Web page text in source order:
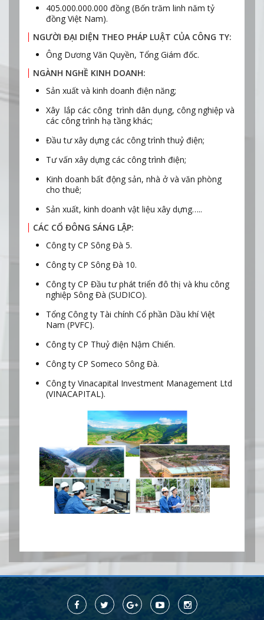
405.000.000.000 đồng (Bốn trăm linh năm tỷ
đồng Việt Nam).
NGƯỜI ĐẠI DIỆN THEO PHÁP LUẬT CỦA CÔNG TY:
Ông Dương Văn Quyền, Tổng Giám đốc.
NGÀNH NGHỀ KINH DOANH:
Sản xuất và kinh doanh điện năng;
Xây lắp các công trình dân dụng, công nghiệp và
các công trình hạ tầng khác;
Đầu tư xây dựng các công trình thuỷ điện;
Tư vấn xây dựng các công trình điện;
Kinh doanh bất động sản, nhà ở và văn phòng
cho thuê;
Sản xuất, kinh doanh vật liệu xây dựng…..
CÁC CỔ ĐÔNG SÁNG LẬP:
Công ty CP Sông Đà 5.
Công ty CP Sông Đà 10.
Công ty CP Đầu tư phát triển đô thị và khu công
nghiệp Sông Đà (SUDICO).
Tổng Công ty Tài chính Cổ phần Dầu khí Việt
Nam (PVFC).
Công ty CP Thuỷ điện Nậm Chiến.
Công ty CP Someco Sông Đà.
Công ty Vinacapital Investment Management Ltd
(VINACAPITAL).